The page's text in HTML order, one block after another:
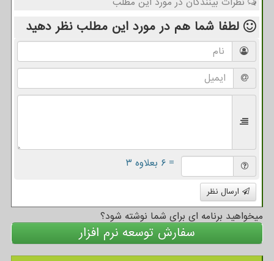
لطفا شما هم در مورد این مطلب نظر دهید
= ۶ بعلاوه ۳
ارسال نظر
میخواهید برنامه ای برای شما نوشته شود؟
سفارش توسعه نرم افزار